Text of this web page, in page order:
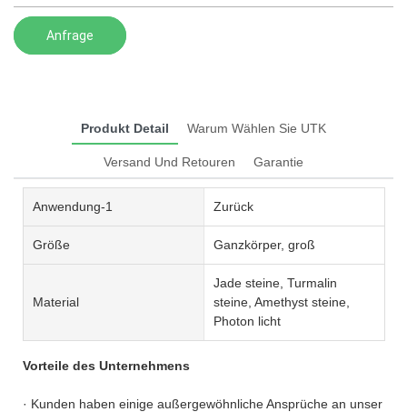
Anfrage
Produkt Detail Warum Wählen Sie UTK
Versand Und Retouren Garantie
Anwendung-1 Zurück
Größe Ganzkörper, groß
Material
Jade steine, Turmalin
steine, Amethyst steine,
Photon licht
Vorteile des Unternehmens
· Kunden haben einige außergewöhnliche Ansprüche an unser